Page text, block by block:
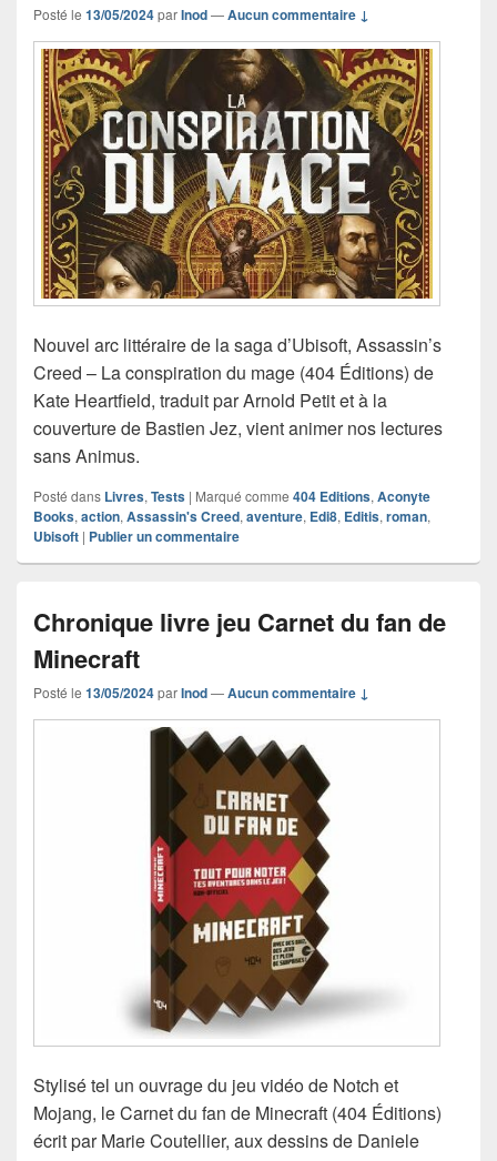
Posté le 13/05/2024parInod—Aucun commentaire ↓
Nouvel arc littéraire de la saga d’Ubisoft, Assassin’s
Creed – La conspiration du mage (404 Éditions) de
Kate Heartfield, traduit par Arnold Petit et à la
couverture de Bastien Jez, vient animer nos lectures
sans Animus.
Posté dans Livres, Tests | Marqué comme 404 Editions, Aconyte
Books, action, Assassin's Creed, aventure, Edi8, Editis, roman,
Ubisoft | Publier un commentaire
Chronique livre jeu Carnet du fan de
Minecraft
Posté le 13/05/2024parInod—Aucun commentaire ↓
Stylisé tel un ouvrage du jeu vidéo de Notch et
Mojang, le Carnet du fan de Minecraft (404 Éditions)
écrit par Marie Coutellier, aux dessins de Daniele